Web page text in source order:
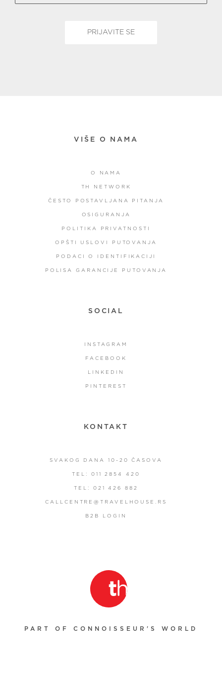
VIŠE O NAMA
O NAMA
TH NETWORK
ČESTO POSTAVLJANA PITANJA
OSIGURANJA
POLITIKA PRIVATNOSTI
OPŠTI USLOVI PUTOVANJA
PODACI O IDENTIFIKACIJI
POLISA GARANCIJE PUTOVANJA
SOCIAL
INSTAGRAM
FACEBOOK
LINKEDIN
PINTEREST
KONTAKT
SVAKOG DANA 10-20 ČASOVA
TEL: 011 2854 420
TEL: 021 426 882
CALLCENTRE@TRAVELHOUSE.RS
B2B LOGIN
PART OF CONNOISSEUR'S WORLD